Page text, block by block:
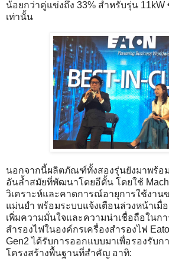
น้อยกว่าคู่แข่งถึง 33% สำหรับรุ่น 11kW
เท่านั้น
นอกจากนี้ผลิตภัณฑ์ทั้งสองรุ่นยังมาพร้อ
อันล้ำสมัยที่พัฒนาโดยอีตั้น โดยใช้
วิเคราะห์และคาดการณ์อายุการใช้งาน
แม่นยำ พร้อมระบบแจ้งเตือนล่วงหน้าเมื่
เพิ่มความมั่นใจและความน่าเชื่อถือในก
สำรองไฟในองค์กรเครื่องสำรองไฟ
Gen2 ได้รับการออกแบบมาเพื่อรองรับก
โครงสร้างพื้นฐานที่สำคัญ อาทิ: